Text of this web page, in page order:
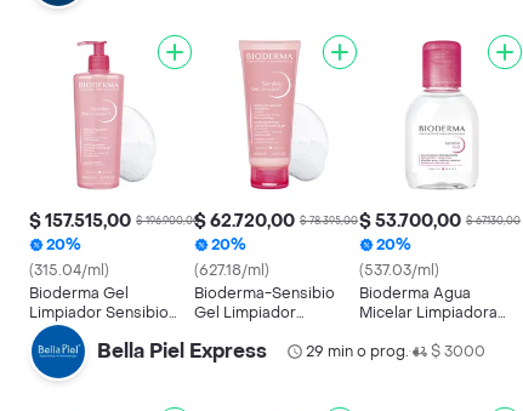
$ 157.515,00 $ 196.900,00
20%
(315.04/ml)
Bioderma Gel
Limpiador Sensibio
Moussant
$ 62.720,00 $ 78.395,00
20%
(627.18/ml)
Bioderma-Sensibio
Gel Limpiador
Sensible
$ 53.700,00 $ 67.130,00
20%
(537.03/ml)
Bioderma Agua
Micelar Limpiadora
Bella Piel Express 29 min o prog.• $ 3000